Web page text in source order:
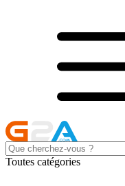
Toutes catégories